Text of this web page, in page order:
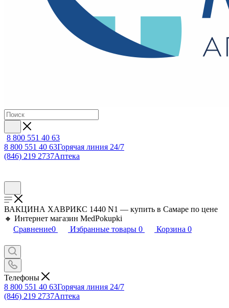
8 800 551 40 63
8 800 551 40 63Горячая линия 24/7
(846) 219 2737Аптека
ВАКЦИНА ХАВРИКС 1440 N1 — купить в Самаре по цене
🔸 Интернет магазин MedPokupki
Сравнение0 Избранные товары 0 Корзина 0
Телефоны
8 800 551 40 63Горячая линия 24/7
(846) 219 2737Аптека